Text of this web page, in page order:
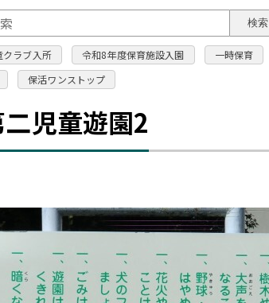
このページの本文へ
検索
ラブ入所 令和8年度保育施設入園 一時保育
保活ワンストップ
児童遊園2